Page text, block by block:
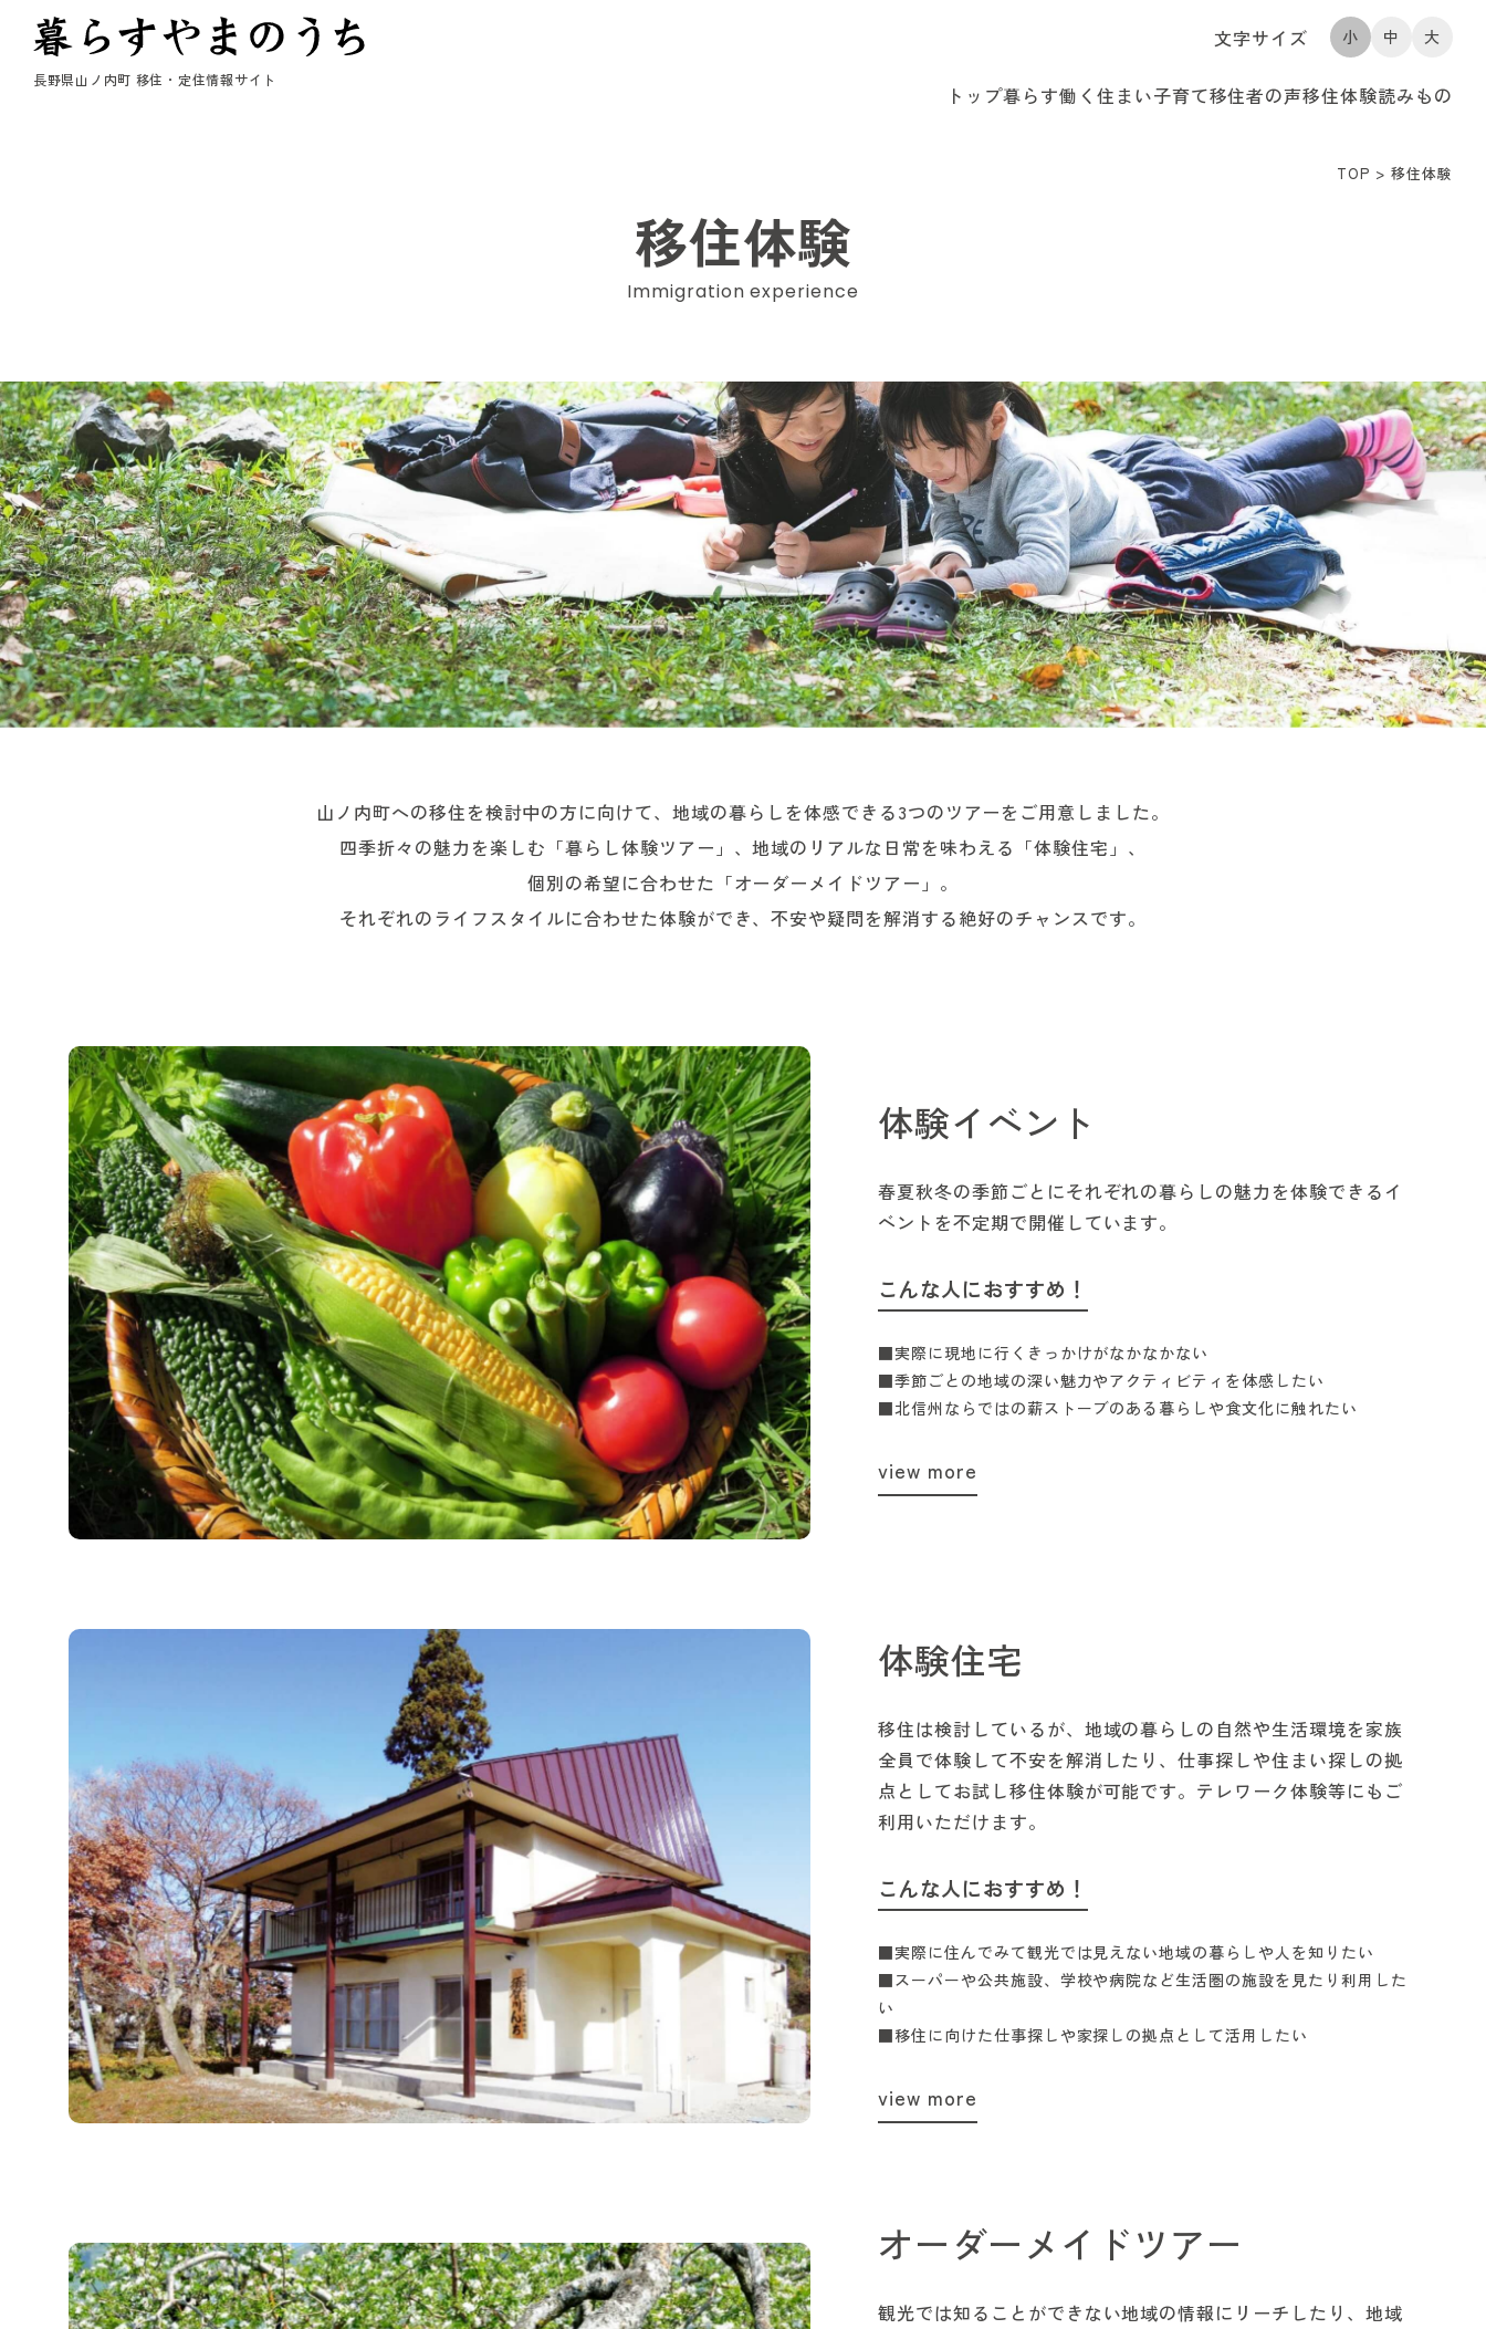
長野県山ノ内町 移住・定住情報サイト
文字サイズ 小 中 大
トップ暮らす働く 住まい子育て移住者の声移住体験読みもの
TOP >移住体験
移住体験
山ノ内町への移住を検討中の方に向けて、地域の暮らしを体感できる3つのツアーをご用意しました。
四季折々の魅力を楽しむ「暮らし体験ツアー」、地域のリアルな日常を味わえる「体験住宅」、
個別の希望に合わせた「オーダーメイドツアー」。
それぞれのライフスタイルに合わせた体験ができ、不安や疑問を解消する絶好のチャンスです。
体験イベント
春夏秋冬の季節ごとにそれぞれの暮らしの魅力を体験できるイ
ベントを不定期で開催しています。
こんな人におすすめ！
■実際に現地に行くきっかけがなかなかない
■季節ごとの地域の深い魅力やアクティビティを体感したい
■北信州ならではの薪ストーブのある暮らしや食文化に触れたい
view more
体験住宅
移住は検討しているが、地域の暮らしの自然や生活環境を家族
全員で体験して不安を解消したり、仕事探しや住まい探しの拠
点としてお試し移住体験が可能です。テレワーク体験等にもご
利用いただけます。
こんな人におすすめ！
■実際に住んでみて観光では見えない地域の暮らしや人を知りたい
■スーパーや公共施設、学校や病院など生活圏の施設を見たり利用した
い
■移住に向けた仕事探しや家探しの拠点として活用したい
view more
オーダーメイドツアー
観光では知ることができない地域の情報にリーチしたり、地域